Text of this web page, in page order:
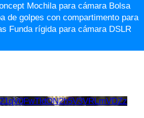
Mochila para cámara Bolsa
de golpes con compartimento para
Funda rígida para cámara DSLR